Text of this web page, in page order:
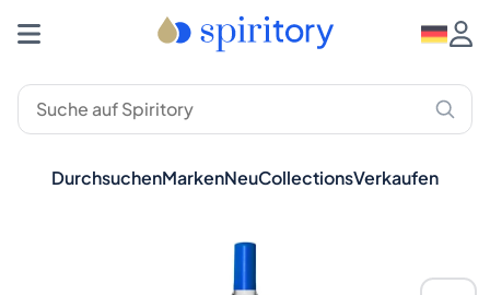
DurchsuchenMarkenNeuCollectionsVerkaufen